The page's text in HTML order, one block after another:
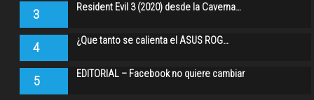
3 Resident Evil 3 (2020) desde la Caverna…
4 ¿Que tanto se calienta el ASUS ROG…
5 EDITORIAL – Facebook no quiere cambiar